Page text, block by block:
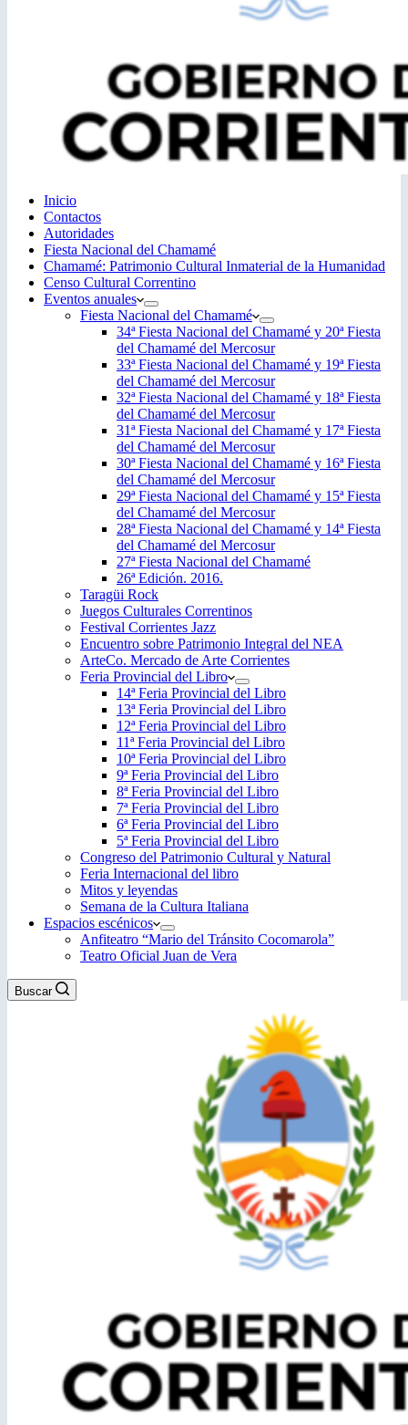
Inicio
Contactos
Autoridades
Fiesta Nacional del Chamamé
Chamamé: Patrimonio Cultural Inmaterial de la Humanidad
Censo Cultural Correntino
Eventos anuales
Fiesta Nacional del Chamamé
34ª Fiesta Nacional del Chamamé y 20ª Fiesta
del Chamamé del Mercosur
33ª Fiesta Nacional del Chamamé y 19ª Fiesta
del Chamamé del Mercosur
32ª Fiesta Nacional del Chamamé y 18ª Fiesta
del Chamamé del Mercosur
31ª Fiesta Nacional del Chamamé y 17ª Fiesta
del Chamamé del Mercosur
30ª Fiesta Nacional del Chamamé y 16ª Fiesta
del Chamamé del Mercosur
29ª Fiesta Nacional del Chamamé y 15ª Fiesta
del Chamamé del Mercosur
28ª Fiesta Nacional del Chamamé y 14ª Fiesta
del Chamamé del Mercosur
27ª Fiesta Nacional del Chamamé
26ª Edición. 2016.
Taragüi Rock
Juegos Culturales Correntinos
Festival Corrientes Jazz
Encuentro sobre Patrimonio Integral del NEA
ArteCo. Mercado de Arte Corrientes
Feria Provincial del Libro
14ª Feria Provincial del Libro
13ª Feria Provincial del Libro
12ª Feria Provincial del Libro
11ª Feria Provincial del Libro
10ª Feria Provincial del Libro
9ª Feria Provincial del Libro
8ª Feria Provincial del Libro
7ª Feria Provincial del Libro
6ª Feria Provincial del Libro
5ª Feria Provincial del Libro
Congreso del Patrimonio Cultural y Natural
Feria Internacional del libro
Mitos y leyendas
Semana de la Cultura Italiana
Espacios escénicos
Anfiteatro “Mario del Tránsito Cocomarola”
Teatro Oficial Juan de Vera
Buscar